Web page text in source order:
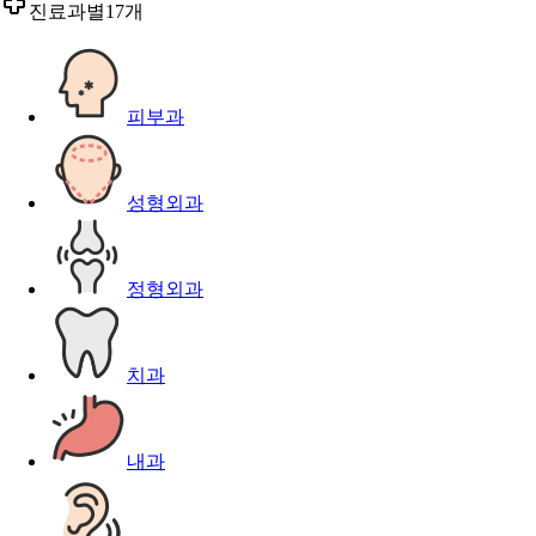
진료과별17개
피부과
성형외과
정형외과
치과
내과